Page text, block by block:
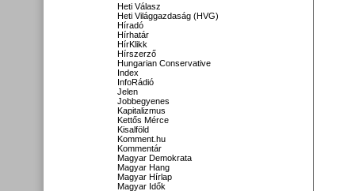
Heti Válasz
Heti Világgazdaság (HVG)
Híradó
Hírhatár
HírKlikk
Hírszerző
Hungarian Conservative
Index
InfoRádió
Jelen
Jobbegyenes
Kapitalizmus
Kettős Mérce
Kisalföld
Komment.hu
Kommentár
Magyar Demokrata
Magyar Hang
Magyar Hírlap
Magyar Idők